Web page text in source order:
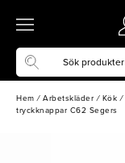
Hem / Arbetskläder / Kök /
tryckknappar C62 Segers